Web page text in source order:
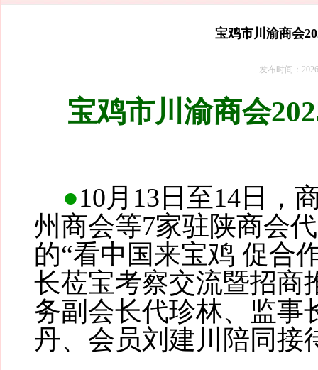
宝鸡市川渝商会
发布时间：
宝鸡市川渝商会
●10月13日至14日，
州商会等7家驻陕商会
的“看中国来宝鸡 促合
长莅宝考察交流暨招商
务副会长代珍林、监事
丹、会员刘建川陪同接